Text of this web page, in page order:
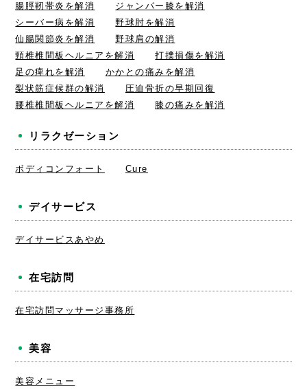
腸脛靭帯炎を解消
ジャンパー膝を解消
シーバー病を解消
野球肘を解消
仙腸関節炎を解消
野球肩の解消
頸椎椎間板ヘルニアを解消
打撲損傷を解消
足の痺れを解消
かかとの痛みを解消
梨状筋症候群の解消
圧迫骨折の早期回復
腰椎椎間板ヘルニアを解消
膝の痛みを解消
リラクゼーション
ボディコンフォート Cure
デイサービス
デイサービスあやめ
在宅訪問
在宅訪問マッサージ事務所
美容
美容メニュー